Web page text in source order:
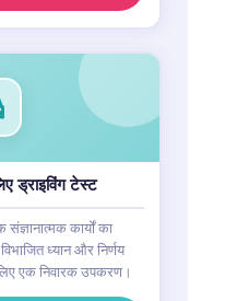
ड्राइविंग टेस्ट
कार्यों का
ध्यान और निर्णय
एक निवारक उपकरण।